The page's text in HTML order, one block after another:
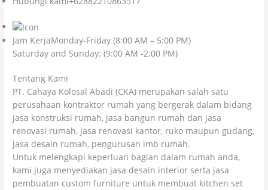
Jam KerjaMonday-Friday (8:00 AM – 5:00 PM)
Saturday and Sunday: (9:00 AM -2:00 PM)
Tentang Kami
PT. Cahaya Kolosal Abadi (CKA) merupakan salah satu
perusahaan kontraktor rumah yang bergerak dalam bidang
jasa konstruksi rumah, jasa bangun rumah dan jasa
renovasi rumah, jasa renovasi kantor, ruko maupun gudang,
jasa desain rumah, pengurusan imb rumah.
Untuk melengkapi keperluan bagian dalam rumah anda,
kami juga menyediakan jasa desain interior serta jasa
pembuatan custom furniture untuk membuat kitchen set